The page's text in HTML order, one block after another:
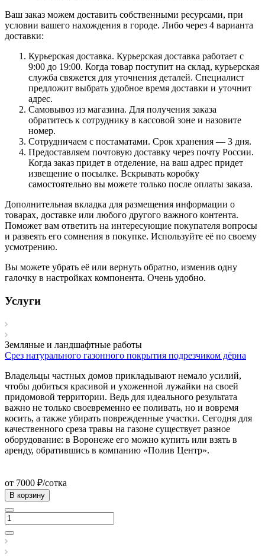
Ваш заказ можем доставить собственными ресурсами, при
условии вашего нахождения в городе. Либо через 4 варианта
доставки:
Курьерская доставка. Курьерская доставка работает с
9:00 до 19:00. Когда товар поступит на склад, курьерская
служба свяжется для уточнения деталей. Специалист
предложит выбрать удобное время доставки и уточнит
адрес.
Самовывоз из магазина. Для получения заказа
обратитесь к сотруднику в кассовой зоне и назовите
номер.
Сотрудничаем с постаматами. Срок хранения — 3 дня.
Предоставляем почтовую доставку через почту России.
Когда заказ придет в отделение, на ваш адрес придет
извещение о посылке. Вскрывать коробку
самостоятельно вы можете только после оплаты заказа.
Дополнительная вкладка для размещения информации о
товарах, доставке или любого другого важного контента.
Поможет вам ответить на интересующие покупателя вопросы
и развеять его сомнения в покупке. Используйте её по своему
усмотрению.
Вы можете убрать её или вернуть обратно, изменив одну
галочку в настройках компонента. Очень удобно.
Услуги
Земляные и ландшафтные работы
Срез натурального газонного покрытия подрезчиком дёрна
Владельцы частных домов прикладывают немало усилий,
чтобы добиться красивой и ухоженной лужайки на своей
придомовой территории. Ведь для идеального результата
важно не только своевременно ее поливать, но и вовремя
косить, а также убирать поврежденные участки. Сегодня для
качественного среза травы на газоне существует разное
оборудование: в Воронеже его можно купить или взять в
аренду, обратившись в компанию «Полив Центр».
от 7000 ₽/сотка
В корзину